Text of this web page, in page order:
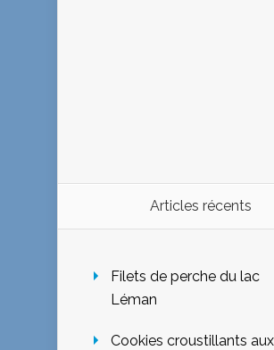
Articles récents
Filets de perche du lac
Léman
Cookies croustillants aux